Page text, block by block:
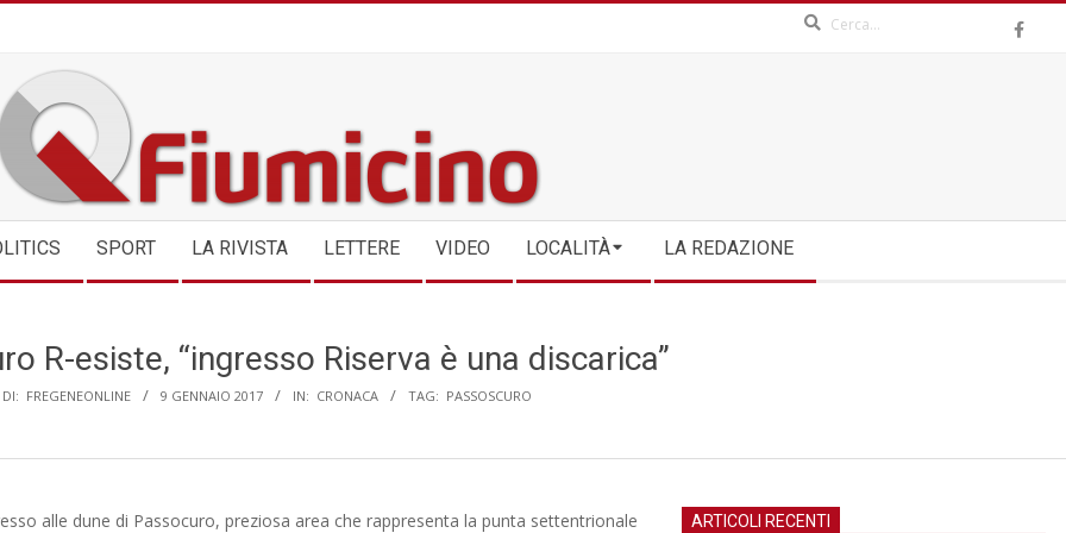
SPORT LA RIVISTA LETTERE VIDEO LOCALITÀ LA REDAZIONE
R-esiste, “ingresso Riserva è una discarica”
DI: FREGENEONLINE 9 GENNAIO 2017 IN: CRONACA TAG: PASSOSCURO
alle dune di Passocuro, preziosa area che rappresenta la punta settentrionale
ARTICOLI RECENTI